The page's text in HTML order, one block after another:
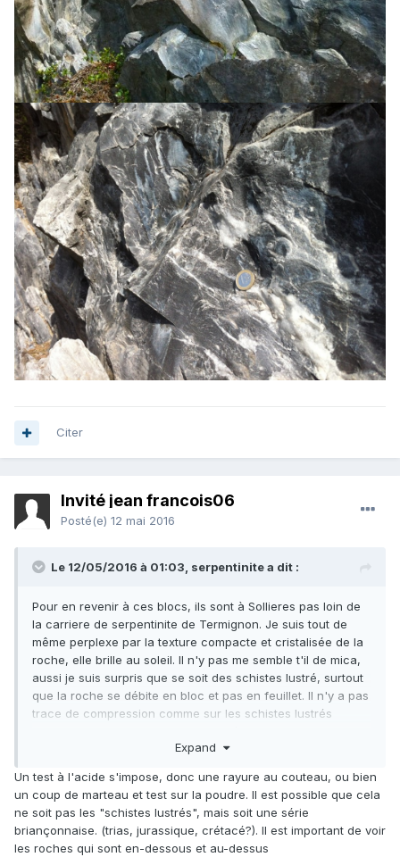
Citer
Invité jean francois06
Posté(e) 12 mai 2016
Le 12/05/2016 à 01:03, serpentinitea dit :
Pour en revenir à ces blocs, ils sont à Sollieres pas loin de
la carriere de serpentinite de Termignon. Je suis tout de
même perplexe par la texture compacte et cristalisée de la
roche, elle brille au soleil. Il n'y pas me semble t'il de mica,
aussi je suis surpris que se soit des schistes lustré, surtout
que la roche se débite en bloc et pas en feuillet. Il n'y a pas
trace de compression comme sur les schistes lustrés
calcaire, ni de la dolomie, il me semble que la carriere de
qualifiée de porphyre, ce qui est plutôt vague. Auriez vous
une idée de sa dénomination?
'Merci
Expand
Un test à l'acide s'impose, donc une rayure au couteau, ou bien
un coup de marteau et test sur la poudre. Il est possible que cela
ne soit pas les "schistes lustrés", mais soit une série
briançonnaise. (trias, jurassique, crétacé?). Il est important de voir
les roches qui sont en-dessous et au-dessus